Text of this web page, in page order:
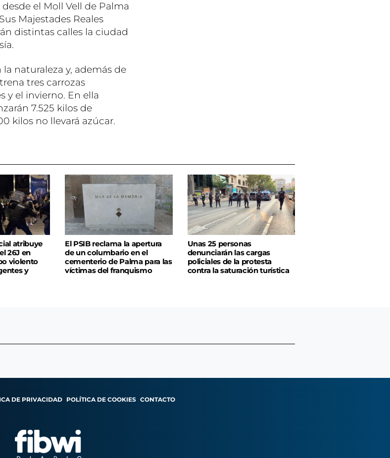
el Moll Vell de Palma
Majestades Reales
distintas calles la ciudad
naturaleza y, además de
tres carrozas
y el invierno. En ella
7.525 kilos de
kilos no llevará azúcar.
atribuye
26J en
violento
y
El PSIB reclama la apertura
de un columbario en el
cementerio de Palma para las
víctimas del franquismo
Unas 25 personas
denunciarán las cargas
policiales de la protesta
contra la saturación turística
DE PRIVACIDAD POLÍTICA DE COOKIES CONTACTO